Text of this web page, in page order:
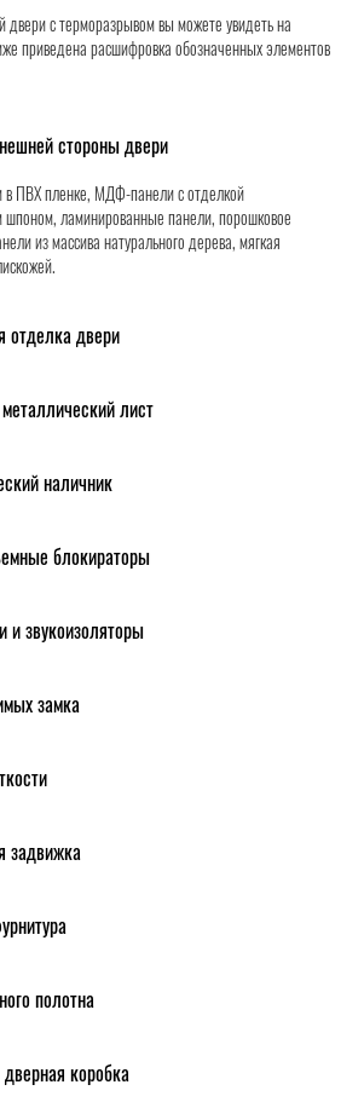
двери с терморазрывом вы можете увидеть на
приведена расшифровка обозначенных элементов
стороны двери
ПВХ пленке, МДФ-панели с отделкой
шпоном, ламинированные панели, порошковое
из массива натурального дерева, мягкая
отделка двери
лист
наличник
блокираторы
и звукоизоляторы
замка
задвижка
полотна
коробка